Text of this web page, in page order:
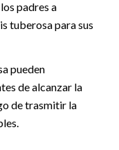
padres a
tuberosa para sus
pueden
de alcanzar la
de trasmitir la